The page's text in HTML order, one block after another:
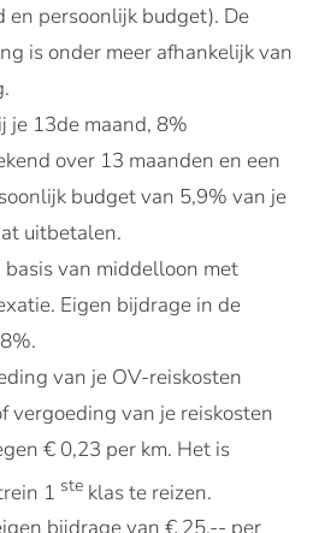
en persoonlijk budget). De
is onder meer afhankelijk van
je 13de maand, 8%
over 13 maanden en een
budget van 5,9% van je
uitbetalen.
van middelloon met
Eigen bijdrage in de
van je OV-reiskosten
vergoeding van je reiskosten
€ 0,23 per km. Het is
1 ste klas te reizen.